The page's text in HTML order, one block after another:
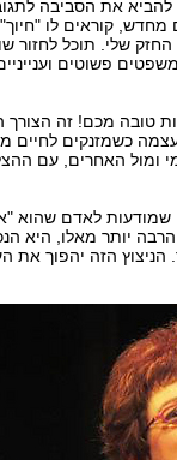
את הסביבה
מחדש, קוראים לו
שלי. תוכל לחזור
פשוטים
טובה מכם! זה הצורך
כשמזנקים לחיים
ומול האחרים, עם
שמודעות לאדם שהוא
יותר מאלו, היא
הזה יהפוך את